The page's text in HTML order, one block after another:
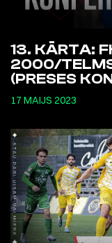
13. KĀRTA:
2000/
(PRESES
17 MAIJS 2023